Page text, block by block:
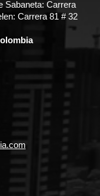
Sabaneta: Carrera
Carrera 81 # 32